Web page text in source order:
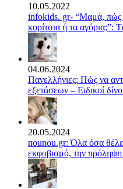
10.05.2022
infokids. gr- “Μαμά, πώς
κορίτσια ή τα αγόρια;”:
04.06.2024
Πανελλήνιες: Πώς να
εξετάσεων – Ειδικοί
20.05.2024
nounou.gr: Όλα όσα
εκφοβισμό, την πρόληψη